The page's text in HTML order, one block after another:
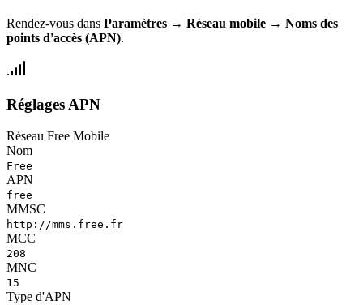
Rendez-vous dans Paramètres → Réseau mobile → Noms des
points d'accès (APN).
Réglages APN
Réseau Free Mobile
Nom
Free
APN
free
MMSC
http://mms.free.fr
MCC
208
MNC
15
Type d'APN